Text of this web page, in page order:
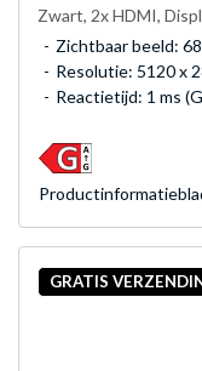
Zwart, 2x HDMI,
Zichtbaar beeld:
Resolutie: 5120 x
Reactietijd: 1 ms
GRATIS